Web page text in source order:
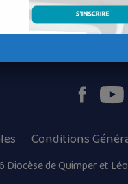
Conditions
Diocèse de Quimper et